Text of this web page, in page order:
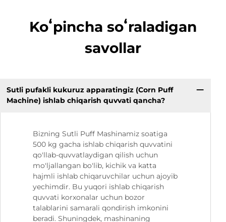
Koʻpincha soʻraladigan
savollar
Sutli pufakli kukuruz apparatingiz (Corn Puff
Machine) ishlab chiqarish quvvati qancha?
Bizning Sutli Puff Mashinamiz soatiga
500 kg gacha ishlab chiqarish quvvatini
qo'llab-quvvatlaydigan qilish uchun
mo'ljallangan bo'lib, kichik va katta
hajmli ishlab chiqaruvchilar uchun ajoyib
yechimdir. Bu yuqori ishlab chiqarish
quvvati korxonalar uchun bozor
talablarini samarali qondirish imkonini
beradi. Shuningdek, mashinaning